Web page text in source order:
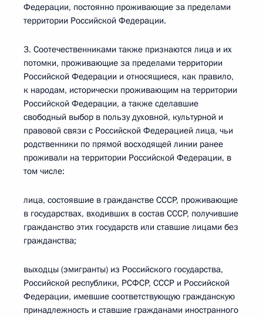
Федерации, постоянно проживающие за пределами
территории Российской Федерации.
3. Соотечественниками также признаются лица и их
потомки, проживающие за пределами территории
Российской Федерации и относящиеся, как правило,
к народам, исторически проживающим на территории
Российской Федерации, а также сделавшие
свободный выбор в пользу духовной, культурной и
правовой связи с Российской Федерацией лица, чьи
родственники по прямой восходящей линии ранее
проживали на территории Российской Федерации, в
том числе:
лица, состоявшие в гражданстве СССР, проживающие
в государствах, входивших в состав СССР, получившие
гражданство этих государств или ставшие лицами без
гражданства;
выходцы (эмигранты) из Российского государства,
Российской республики, РСФСР, СССР и Российской
Федерации, имевшие соответствующую гражданскую
принадлежность и ставшие гражданами иностранного